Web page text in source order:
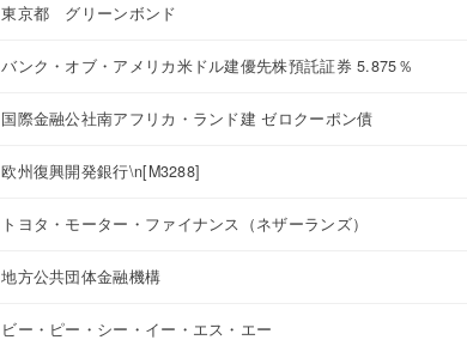
東京都 グリーンボンド
バンク・オブ・アメリカ米ドル建優先株預託証券 5.875％
国際金融公社南アフリカ・ランド建 ゼロクーポン債
欧州復興開発銀行\n[M3288]
トヨタ・モーター・ファイナンス（ネザーランズ）
地方公共団体金融機構
ビー・ピー・シー・イー・エス・エー